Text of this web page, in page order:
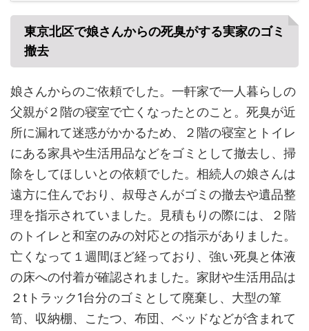
東京北区で娘さんからの死臭がする実家のゴミ
撤去
娘さんからのご依頼でした。一軒家で一人暮らしの
父親が２階の寝室で亡くなったとのこと。死臭が近
所に漏れて迷惑がかかるため、２階の寝室とトイレ
にある家具や生活用品などをゴミとして撤去し、掃
除をしてほしいとの依頼でした。相続人の娘さんは
遠方に住んでおり、叔母さんがゴミの撤去や遺品整
理を指示されていました。見積もりの際には、２階
のトイレと和室のみの対応との指示がありました。
亡くなって１週間ほど経っており、強い死臭と体液
の床への付着が確認されました。家財や生活用品は
２tトラック1台分のゴミとして廃棄し、大型の箪
笥、収納棚、こたつ、布団、ベッドなどが含まれて